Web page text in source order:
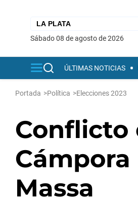
sábado 08 de agosto de 2026
ÚLTIMAS NOTICIAS
Portada >Política >Elecciones 2023
Conflicto
Massa